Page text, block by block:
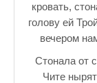
кровать,
голову ей
вечером
Стонала от
Чите